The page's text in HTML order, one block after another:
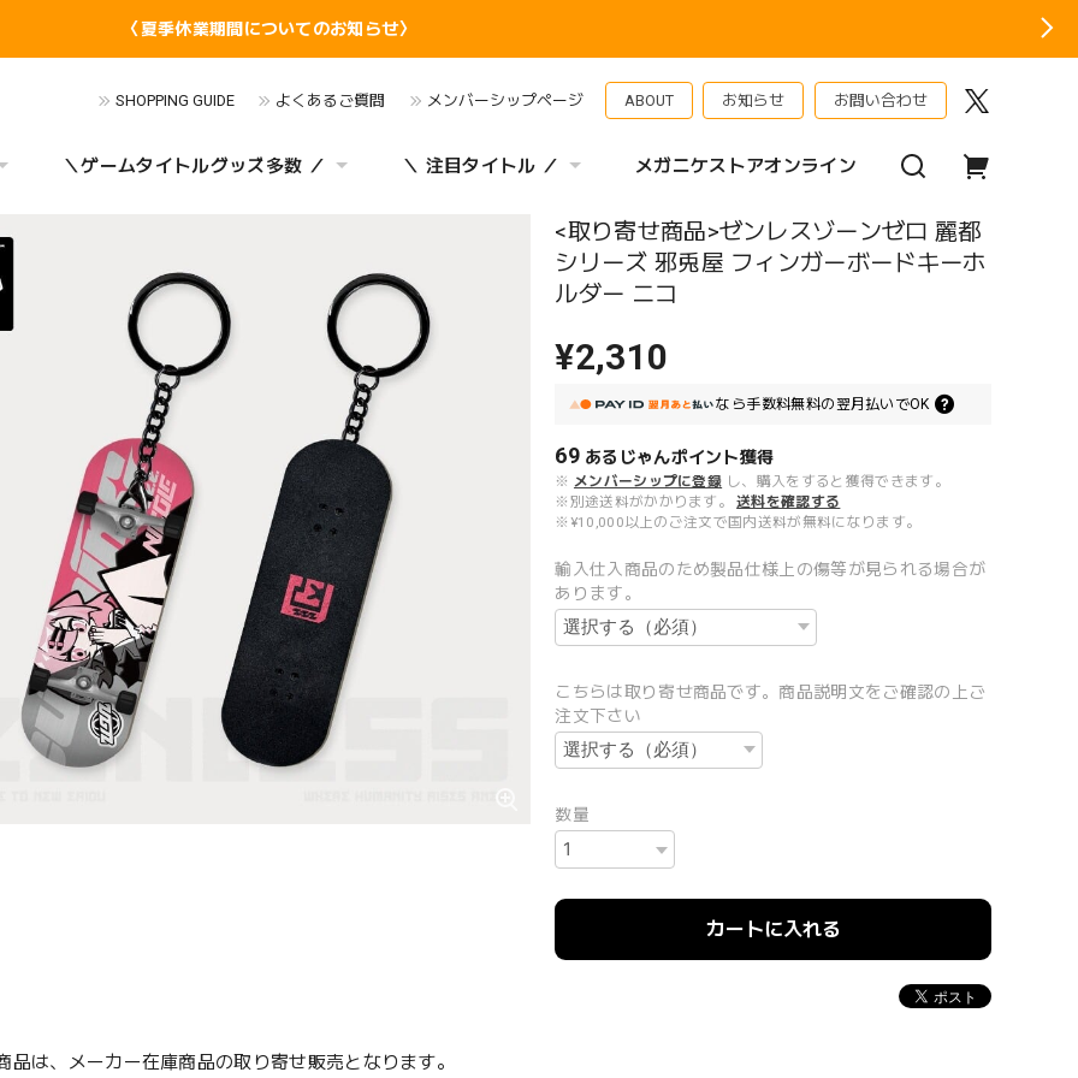
〈夏季休業期間についてのお知らせ〉
SHOPPING GUIDE よくあるご質問 メンバーシップページ ABOUT お知らせ お問い合わせ
＼ゲームタイトルグッズ多数 ／ ＼ 注目タイトル ／ メガニケストアオンライン
<取り寄せ商品>ゼンレスゾーンゼロ 麗都
シリーズ 邪兎屋 フィンガーボードキーホ
ルダー ニコ
¥2,310
なら手数料無料の 翌月払いでOK
69 あるじゃんポイント獲得
※ メンバーシップに登録 し、購入をすると獲得できます。
※別途送料がかかります。
送料を確認する
※¥10,000以上のご注文で国内送料が無料になります。
輸入仕入商品のため製品仕様上の傷等が見られる場合が
あります。
こちらは取り寄せ商品です。商品説明文をご確認の上ご
注文下さい
数量
カートに入れる
品は、メーカー在庫商品の取り寄せ販売となります。